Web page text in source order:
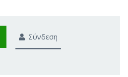
Σύνδεση